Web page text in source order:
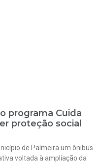
programa Cuida
proteção social
de Palmeira um ônibus
voltada à ampliação da